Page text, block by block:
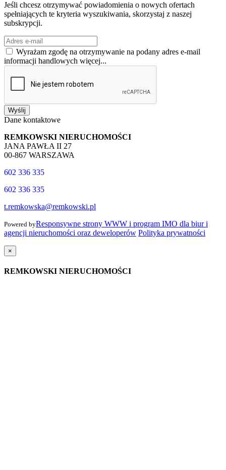
Jeśli chcesz otrzymywać powiadomienia o nowych ofertach
spełniających te kryteria wyszukiwania, skorzystaj z naszej
subskrypcji.
Wyrażam zgodę na otrzymywanie na podany adres e-mail
informacji handlowych więcej...
Wyślij
Dane kontaktowe
REMKOWSKI NIERUCHOMOŚCI
JANA PAWŁA II 27
00-867 WARSZAWA
602 336 335
602 336 335
t.remkowska@remkowski.pl
Powered byResponsywne strony WWW i program IMO dla biur i
agencji nieruchomości oraz deweloperów Polityka prywatności
×
REMKOWSKI NIERUCHOMOŚCI